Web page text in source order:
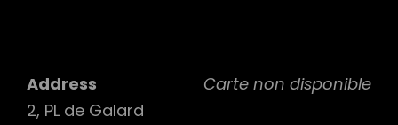
Carte non disponible
Address
2, PL de Galard